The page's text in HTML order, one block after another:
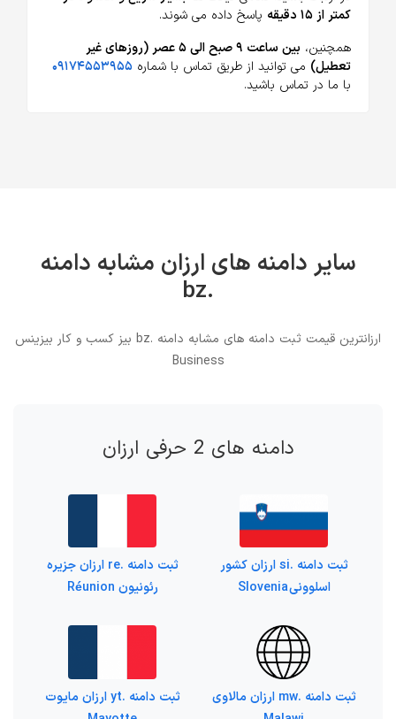
کمتر از ۱۵ دقیقه
پاسخ داده می شوند.
همچنین،
بین ساعت ۹ صبح الی ۵ عصر (روزهای غیر
تعطیل) می توانید از طریق تماس با شماره ۰۹۱۷۴۵۵۳۹۵۵
با ما در تماس باشید.
سایر دامنه های ارزان مشابه دامنه
.bz
ارزانترین قیمت ثبت دامنه های مشابه دامنه .bz بیز کسب و کار بیزینس
Business
دامنه های 2 حرفی ارزان
ثبت دامنه .si ارزان کشور
اسلوونی Slovenia
ثبت دامنه .re ارزان جزیره‌
رئونیون Réunion
ثبت دامنه .mw ارزان مالاوی
ثبت دامنه .yt ارزان مایوت